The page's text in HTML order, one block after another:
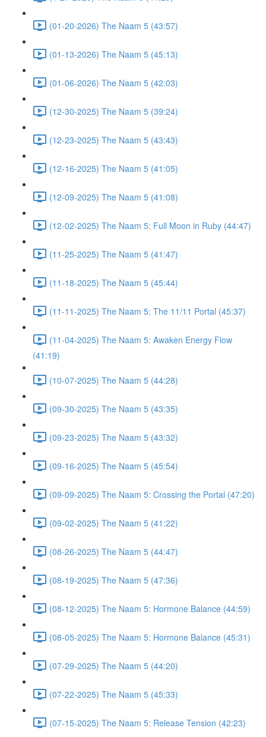
(01-20-2026) The Naam 5 (43:57)
(01-13-2026) The Naam 5 (45:13)
(01-06-2026) The Naam 5 (42:03)
(12-30-2025) The Naam 5 (39:24)
(12-23-2025) The Naam 5 (43:43)
(12-16-2025) The Naam 5 (41:05)
(12-09-2025) The Naam 5 (41:08)
(12-02-2025) The Naam 5: Full Moon in Ruby (44:47)
(11-25-2025) The Naam 5 (41:47)
(11-18-2025) The Naam 5 (45:44)
(11-11-2025) The Naam 5: The 11/11 Portal (45:37)
(11-04-2025) The Naam 5: Awaken Energy Flow
(41:19)
(10-07-2025) The Naam 5 (44:28)
(09-30-2025) The Naam 5 (43:35)
(09-23-2025) The Naam 5 (43:32)
(09-16-2025) The Naam 5 (45:54)
(09-09-2025) The Naam 5: Crossing the Portal (47:20)
(09-02-2025) The Naam 5 (41:22)
(08-26-2025) The Naam 5 (44:47)
(08-19-2025) The Naam 5 (47:36)
(08-12-2025) The Naam 5: Hormone Balance (44:59)
(08-05-2025) The Naam 5: Hormone Balance (45:31)
(07-29-2025) The Naam 5 (44:20)
(07-22-2025) The Naam 5 (45:33)
(07-15-2025) The Naam 5: Release Tension (42:23)